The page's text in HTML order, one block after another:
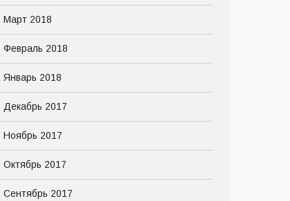
Март 2018
Февраль 2018
Январь 2018
Декабрь 2017
Ноябрь 2017
Октябрь 2017
Сентябрь 2017